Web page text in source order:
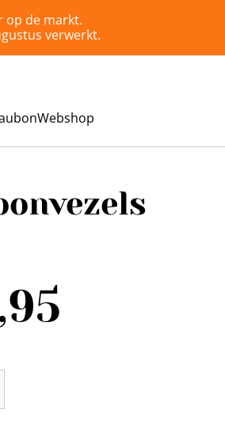
op de markt.
verwerkt.
Webshop